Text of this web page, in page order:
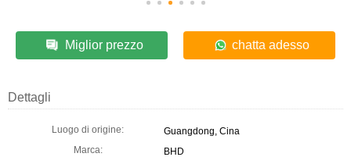
Miglior prezzo chatta adesso
Dettagli
Luogo di origine:
Guangdong, Cina
Marca:
BHD